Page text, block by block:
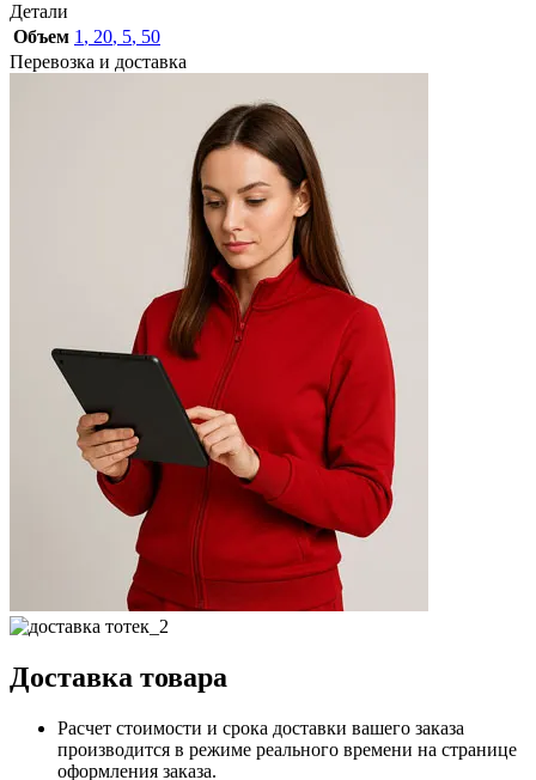
Детали
Объем 1 , 20, 5, 50
Перевозка и доставка
Доставка товара
Расчет стоимости и срока доставки вашего заказа
производится в режиме реального времени на странице
оформления заказа.